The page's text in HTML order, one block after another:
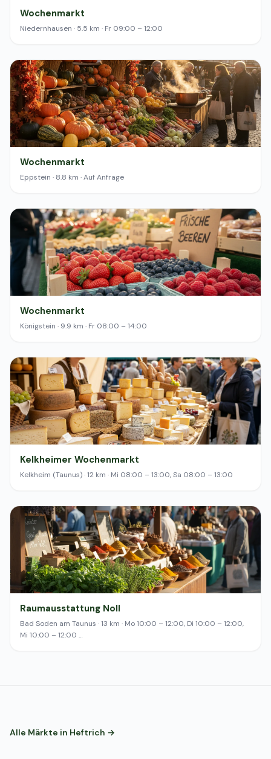
Wochenmarkt
Niedernhausen · 5.5 km · Fr 09:00 – 12:00
Wochenmarkt
Eppstein · 8.8 km · Auf Anfrage
Wochenmarkt
Königstein · 9.9 km · Fr 08:00 – 14:00
Kelkheimer Wochenmarkt
Kelkheim (Taunus) · 12 km · Mi 08:00 – 13:00, Sa 08:00 – 13:00
Raumausstattung Noll
Bad Soden am Taunus · 13 km · Mo 10:00 – 12:00, Di 10:00 – 12:00,
Mi 10:00 – 12:00 …
Alle Märkte in Heftrich →